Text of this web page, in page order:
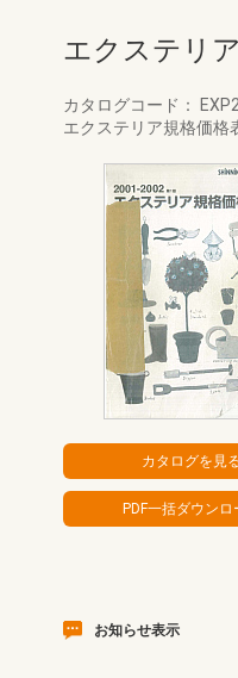
エクステリ
カタログコード：
エクステリア規格価格
お知らせ表示